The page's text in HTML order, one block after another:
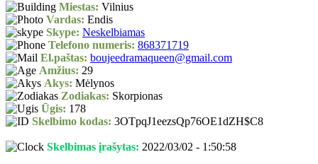
Miestas: Vilnius
Vardas: Endis
Skype: Neskelbiamas
Telefono numeris: 868371719
El.paštas: boujeedramaqueen@gmail.com
Amžius: 29
Akys: Mėlynos
Zodiakas: Skorpionas
Ūgis: 178
Skelbimo kodas: 3OTpqJ1eezsQp76OE1dZH$C8
Skelbimas įrašytas: 2022/03/02 - 1:50:58